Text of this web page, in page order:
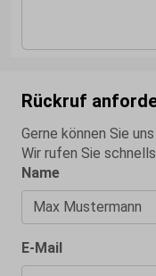
Rückruf
Gerne können Sie
Wir rufen Sie
Name
E-Mail